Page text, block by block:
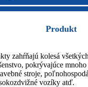
Produkt
zahŕňajú kolesá
pokrývajúce
stroje,
vozíky atď.